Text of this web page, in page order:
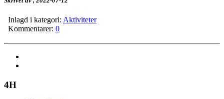
Inlagd i kategori: Aktiviteter
Kommentarer: 0
4H